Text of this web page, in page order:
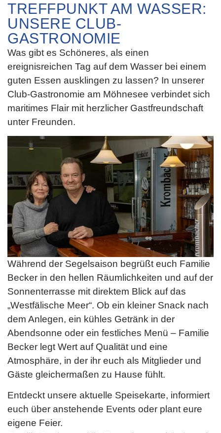
TREFFPUNKT AM WASSER:
UNSERE CLUB-
GASTRONOMIE
Was gibt es Schöneres, als einen
ereignisreichen Tag auf dem Wasser bei einem
guten Essen ausklingen zu lassen? In unserer
Club-Gastronomie am Möhnesee verbindet sich
maritimes Flair mit herzlicher Gastfreundschaft
unter Freunden.
Während der Segelsaison begrüßt euch Familie
Becker in den hellen Räumlichkeiten und auf der
Sonnenterrasse mit direktem Blick auf das
„Westfälische Meer“. Ob ein kleiner Snack nach
dem Anlegen, ein kühles Getränk in der
Abendsonne oder ein festliches Menü – Familie
Becker legt Wert auf Qualität und eine
Atmosphäre, in der ihr euch als Mitglieder und
Gäste gleichermaßen zu Hause fühlt.
Entdeckt unsere aktuelle Speisekarte, informiert
euch über anstehende Events oder plant eure
eigene Feier.